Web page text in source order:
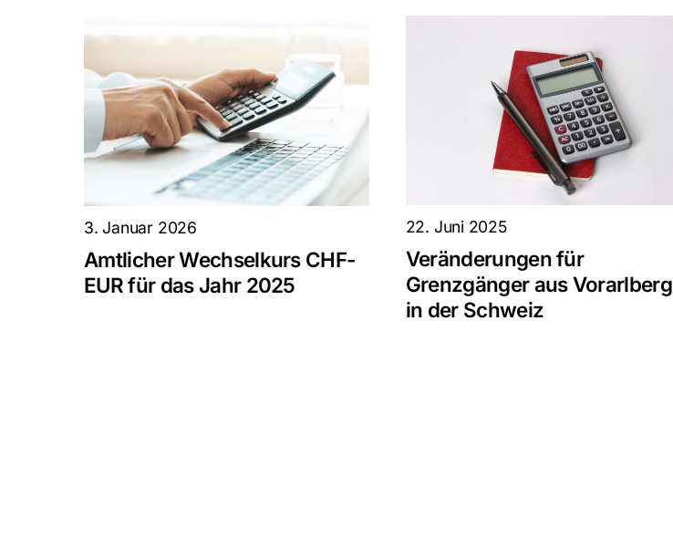
3. Januar 2026
Amtlicher Wechselkurs CHF-
EUR für das Jahr 2025
22. Juni 2025
Veränderungen für
Grenzgänger aus Vorarlberg
in der Schweiz